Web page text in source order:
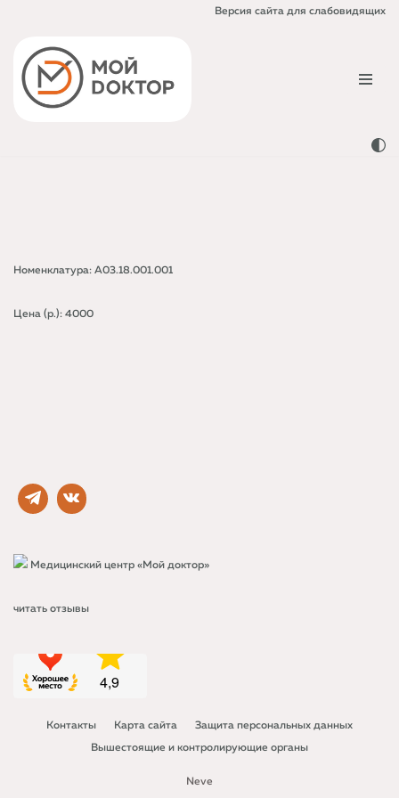
Перейти
содержимому
Версия сайта для слабовидящих
Номенклатура: A03.18.001.001
Цена (р.): 4000
Медицинский центр «Мой доктор»
читать отзывы
Контакты Карта сайта Защита персональных данных
Вышестоящие и контролирующие органы
Neve